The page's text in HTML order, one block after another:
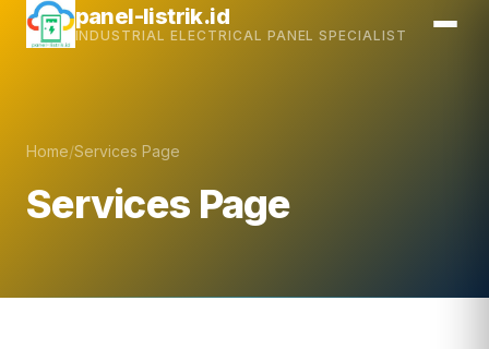
panel-listrik.id
INDUSTRIAL ELECTRICAL PANEL SPECIALIST
Skip
Home/Services Page
Services Page